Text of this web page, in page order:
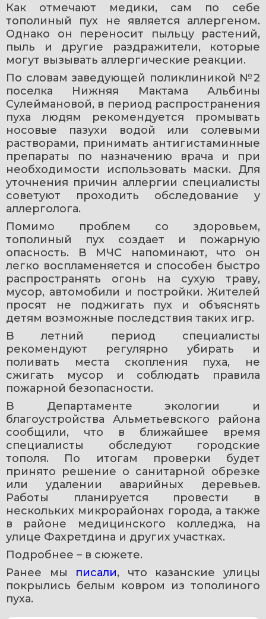
Как отмечают медики, сам по себе
тополиный пух не является аллергеном.
Однако он переносит пыльцу растений,
пыль и другие раздражители, которые
могут вызывать аллергические реакции.
По словам заведующей поликлиникой №2
поселка Нижняя Мактама Альбины
Сулеймановой, в период распространения
пуха людям рекомендуется промывать
носовые пазухи водой или солевыми
растворами, принимать антигистаминные
препараты по назначению врача и при
необходимости использовать маски. Для
уточнения причин аллергии специалисты
советуют проходить обследование у
аллерголога.
Помимо проблем со здоровьем,
тополиный пух создает и пожарную
опасность. В МЧС напоминают, что он
легко воспламеняется и способен быстро
распространять огонь на сухую траву,
мусор, автомобили и постройки. Жителей
просят не поджигать пух и объяснять
детям возможные последствия таких игр.
В летний период специалисты
рекомендуют регулярно убирать и
поливать места скопления пуха, не
сжигать мусор и соблюдать правила
пожарной безопасности.
В Департаменте экологии и
благоустройства Альметьевского района
сообщили, что в ближайшее время
специалисты обследуют городские
тополя. По итогам проверки будет
принято решение о санитарной обрезке
или удалении аварийных деревьев.
Работы планируется провести в
нескольких микрорайонах города, а также
в районе медицинского колледжа, на
улице Фахретдина и других участках.
Подробнее – в сюжете.
Ранее мы писали, что казанские улицы
покрылись белым ковром из тополиного
пуха.